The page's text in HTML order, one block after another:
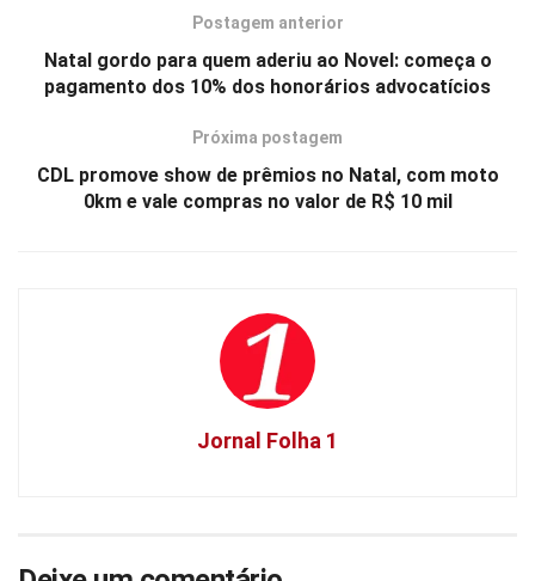
Postagem anterior
Natal gordo para quem aderiu ao Novel: começa o
pagamento dos 10% dos honorários advocatícios
Próxima postagem
CDL promove show de prêmios no Natal, com moto
0km e vale compras no valor de R$ 10 mil
Jornal Folha 1